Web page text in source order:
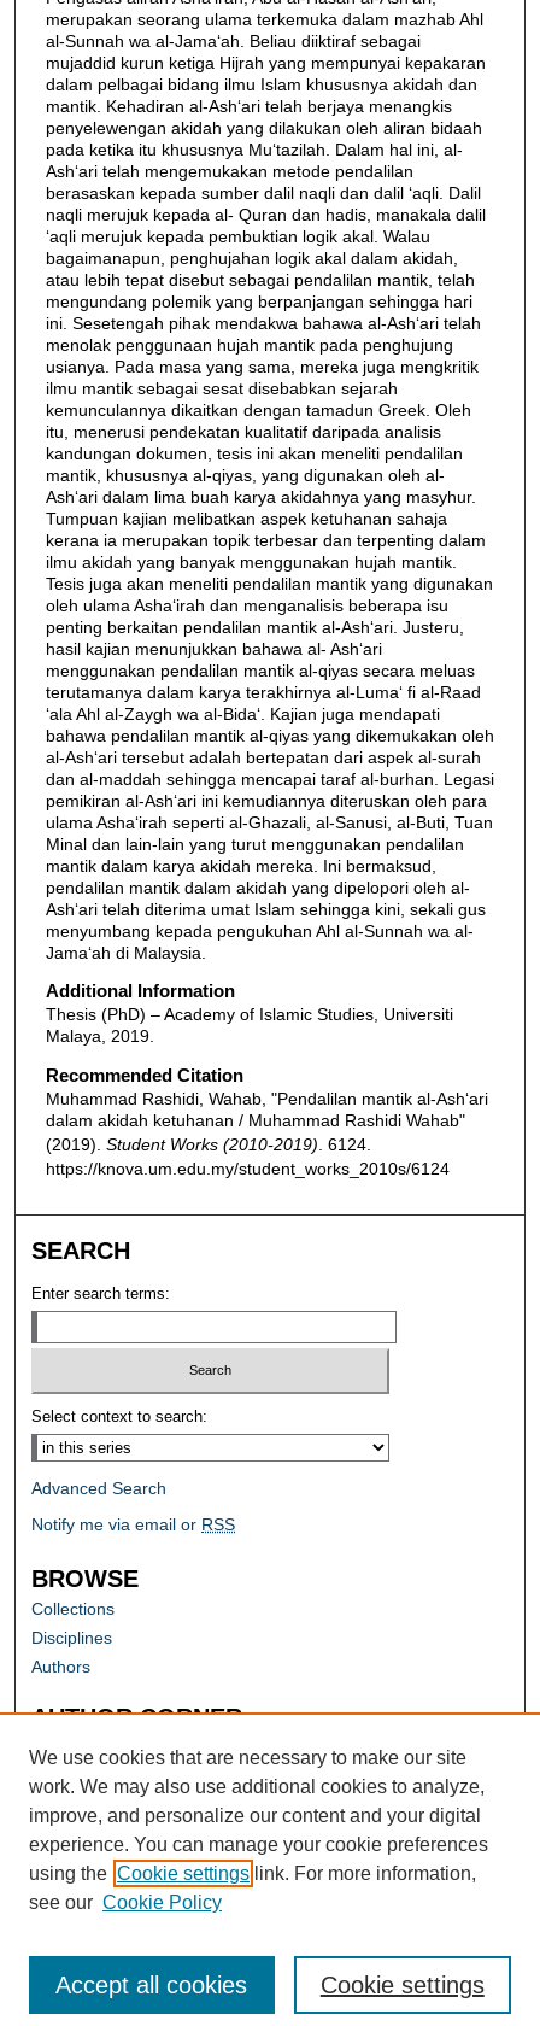
merupakan seorang ulama terkemuka dalam mazhab Ahl
al-Sunnah wa al-Jama‘ah. Beliau diiktiraf sebagai
mujaddid kurun ketiga Hijrah yang mempunyai kepakaran
dalam pelbagai bidang ilmu Islam khususnya akidah dan
mantik. Kehadiran al-Ash‘ari telah berjaya menangkis
penyelewengan akidah yang dilakukan oleh aliran bidaah
pada ketika itu khususnya Mu‘tazilah. Dalam hal ini, al-
Ash‘ari telah mengemukakan metode pendalilan
berasaskan kepada sumber dalil naqli dan dalil ‘aqli. Dalil
naqli merujuk kepada al- Quran dan hadis, manakala dalil
‘aqli merujuk kepada pembuktian logik akal. Walau
bagaimanapun, penghujahan logik akal dalam akidah,
atau lebih tepat disebut sebagai pendalilan mantik, telah
mengundang polemik yang berpanjangan sehingga hari
ini. Sesetengah pihak mendakwa bahawa al-Ash‘ari telah
menolak penggunaan hujah mantik pada penghujung
usianya. Pada masa yang sama, mereka juga mengkritik
ilmu mantik sebagai sesat disebabkan sejarah
kemunculannya dikaitkan dengan tamadun Greek. Oleh
itu, menerusi pendekatan kualitatif daripada analisis
kandungan dokumen, tesis ini akan meneliti pendalilan
mantik, khususnya al-qiyas, yang digunakan oleh al-
Ash‘ari dalam lima buah karya akidahnya yang masyhur.
Tumpuan kajian melibatkan aspek ketuhanan sahaja
kerana ia merupakan topik terbesar dan terpenting dalam
ilmu akidah yang banyak menggunakan hujah mantik.
Tesis juga akan meneliti pendalilan mantik yang digunakan
oleh ulama Asha‘irah dan menganalisis beberapa isu
penting berkaitan pendalilan mantik al-Ash‘ari. Justeru,
hasil kajian menunjukkan bahawa al- Ash‘ari
menggunakan pendalilan mantik al-qiyas secara meluas
terutamanya dalam karya terakhirnya al-Luma‘ fi al-Raad
‘ala Ahl al-Zaygh wa al-Bida‘. Kajian juga mendapati
bahawa pendalilan mantik al-qiyas yang dikemukakan oleh
al-Ash‘ari tersebut adalah bertepatan dari aspek al-surah
dan al-maddah sehingga mencapai taraf al-burhan. Legasi
pemikiran al-Ash‘ari ini kemudiannya diteruskan oleh para
ulama Asha‘irah seperti al-Ghazali, al-Sanusi, al-Buti, Tuan
Minal dan lain-lain yang turut menggunakan pendalilan
mantik dalam karya akidah mereka. Ini bermaksud,
pendalilan mantik dalam akidah yang dipelopori oleh al-
Ash‘ari telah diterima umat Islam sehingga kini, sekali gus
menyumbang kepada pengukuhan Ahl al-Sunnah wa al-
Jama‘ah di Malaysia.
Additional Information
Thesis (PhD) – Academy of Islamic Studies, Universiti
Malaya, 2019.
Recommended Citation
Muhammad Rashidi, Wahab, "Pendalilan mantik al-Ash‘ari
dalam akidah ketuhanan / Muhammad Rashidi Wahab"
(2019). Student Works (2010-2019) . 6124.
https://knova.um.edu.my/student_works_2010s/6124
SEARCH
Enter search terms:
Select context to search:
Advanced Search
Notify me via email or RSS
BROWSE
Collections
Disciplines
Authors
AUTHOR CORNER
Author FAQ
We use cookies that are necessary to make our site
work. We may also use additional cookies to analyze,
improve, and personalize our content and your digital
experience. You can manage your cookie preferences
using the Cookie settings link. For more information,
see our Cookie Policy
Cookie settings
Accept all cookies